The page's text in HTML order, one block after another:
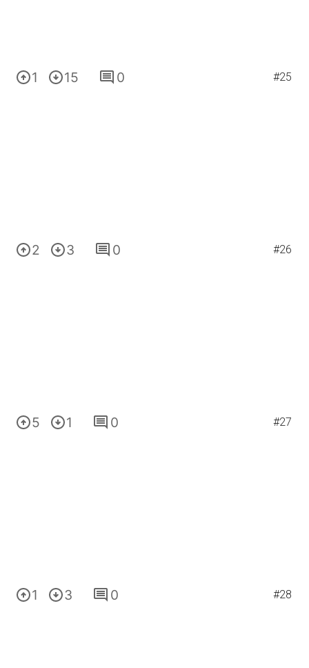
1 15 0 #25
2 3 0 #26
5 1 0 #27
1 3 0 #28